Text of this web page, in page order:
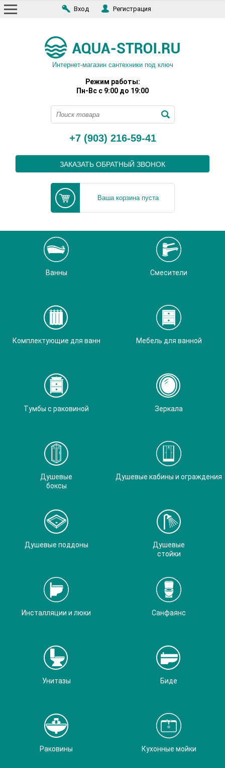
Вход Регистрация
Интернет-магазин сантехники под ключ
Режим работы:
Пн-Вс с 9:00 до 19:00
+7 (903) 216-59-41
ЗАКАЗАТЬ ОБРАТНЫЙ ЗВОНОК
Ваша корзина пуста
Ванны Смесители
Комплектующие для ванн Мебель для ванной
Тумбы с раковиной Зеркала
Душевые
боксы
Душевые кабины и ограждения
Душевые поддоны
Душевые
стойки
Инсталляции и люки Санфаянс
Унитазы Биде
Раковины Кухонные мойки